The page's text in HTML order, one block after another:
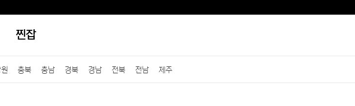
찐잡
충북 충남 경북 경남 전북 전남 제주